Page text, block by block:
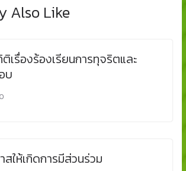
Also Like
เรื่องร้องเรียนการทุจริตและ
บ
สให้เกิดการมีส่วนร่วม